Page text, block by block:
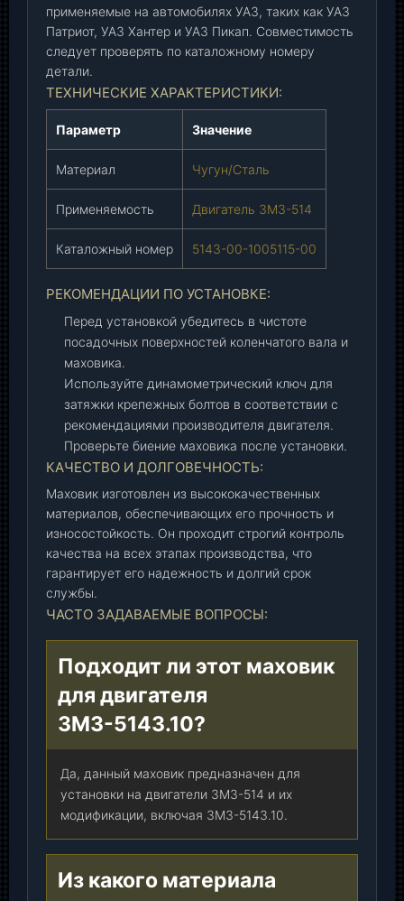
1
4
3
-
0
0
1
-
применяемые на автомобилях УАЗ, таких как УАЗ
Патриот, УАЗ Хантер и УАЗ Пикап. Совместимость
следует проверять по каталожному номеру
детали.
ТЕХНИЧЕСКИЕ ХАРАКТЕРИСТИКИ:
Параметр Значение
Материал Чугун/Сталь
Применяемость Двигатель ЗМЗ-514
Каталожный номер 5143-00-1005115-00
РЕКОМЕНДАЦИИ ПО УСТАНОВКЕ:
Перед установкой убедитесь в чистоте
посадочных поверхностей коленчатого вала и
маховика.
Используйте динамометрический ключ для
затяжки крепежных болтов в соответствии с
рекомендациями производителя двигателя.
Проверьте биение маховика после установки.
КАЧЕСТВО И ДОЛГОВЕЧНОСТЬ:
Маховик изготовлен из высококачественных
материалов, обеспечивающих его прочность и
износостойкость. Он проходит строгий контроль
качества на всех этапах производства, что
гарантирует его надежность и долгий срок
службы.
ЧАСТО ЗАДАВАЕМЫЕ ВОПРОСЫ:
Подходит ли этот маховик
для двигателя
ЗМЗ-5143.10?
Да, данный маховик предназначен для
установки на двигатели ЗМЗ-514 и их
модификации, включая ЗМЗ-5143.10.
Из какого материала